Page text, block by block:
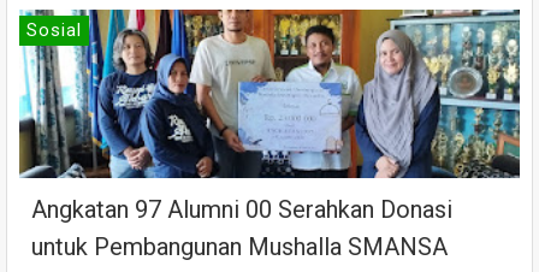
Sosial
Angkatan 97 Alumni 00 Serahkan Donasi
untuk Pembangunan Mushalla SMANSA